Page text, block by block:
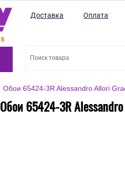
Доставка Оплата
Обои 65424-3R Alessandro Allori
Обои 65424-3R